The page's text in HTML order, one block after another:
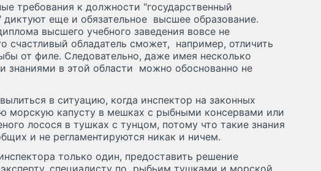
требования к должности "государственный
еще и обязательное высшее образование.
высшего учебного заведения вовсе не
счастливый обладатель сможет, например, отличить
от филе. Следовательно, даже имея несколько
знаниями в этой области можно обоснованно не
в ситуацию, когда инспектор на законных
морскую капусту в мешках с рыбными консервами или
лосося в тушках с тунцом, потому что такие знания
и не регламентируются никак и ничем.
только один, предоставить решение